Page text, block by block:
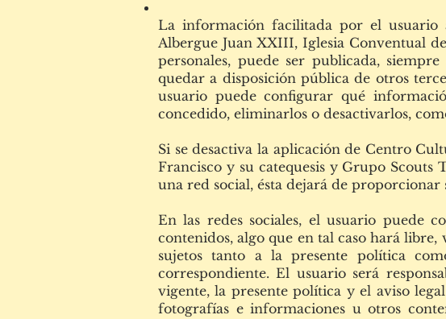
La información facilitada por el usuario
Albergue Juan XXIII, Iglesia Conventual
personales, puede ser publicada,
quedar a disposición pública de otros
usuario puede configurar qué
concedido, eliminarlos o desactivarlos,
Si se desactiva la aplicación de Centro
Francisco y su catequesis y Grupo Scouts
una red social, ésta dejará de
En las redes sociales, el usuario puede
contenidos, algo que en tal caso hará
sujetos tanto a la presente política
correspondiente. El usuario será
vigente, la presente política y el aviso
fotografías e informaciones u otros